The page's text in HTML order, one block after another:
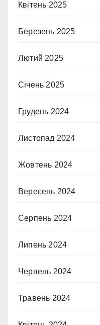
Квітень 2025
Березень 2025
Лютий 2025
Січень 2025
Грудень 2024
Листопад 2024
Жовтень 2024
Вересень 2024
Серпень 2024
Липень 2024
Червень 2024
Травень 2024